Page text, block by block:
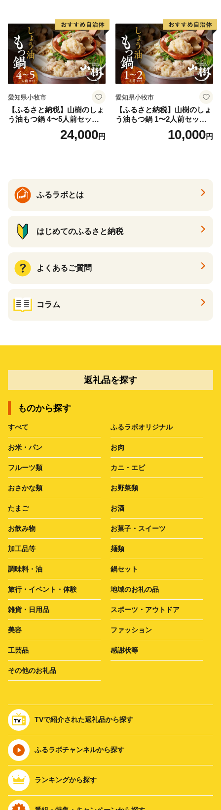
間
時間
愛知県小牧市
【ふるさと納税】山樹のしょ
う油もつ鍋 4〜5人前セット
山樹 国産 牛もつ ホルモン モ
ツ オンライン飲み会 ホーム
24,000円
愛知県小牧市
【ふるさと納税】山樹のしょ
う油もつ鍋 1〜2人前セット
山樹 国産 牛もつ ホルモン モ
ツ オンライン飲み会 ホーム
10,000円
ふるラボとは
はじめてのふるさと納税
よくあるご質問
コラム
返礼品を探す
ものから探す
すべて ふるラボオリジナル
お米・パン お肉
フルーツ類 カニ・エビ
おさかな類 お野菜類
たまご お酒
お飲み物 お菓子・スイーツ
加工品等 麺類
調味料・油 鍋セット
旅行・イベント・体験 地域のお礼の品
雑貨・日用品 スポーツ・アウトドア
美容 ファッション
工芸品 感謝状等
その他のお礼品
TVで紹介された返礼品から探す
ふるラボチャンネルから探す
ランキングから探す